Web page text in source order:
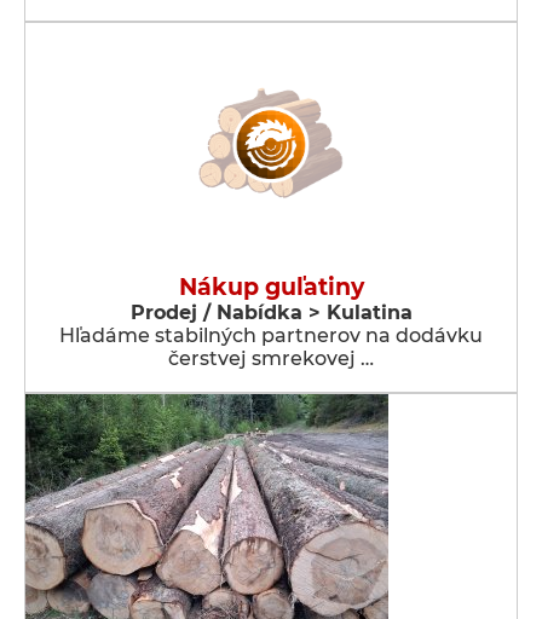
Nákup guľatiny
Prodej / Nabídka > Kulatina
Hľadáme stabilných partnerov na dodávku
čerstvej smrekovej …